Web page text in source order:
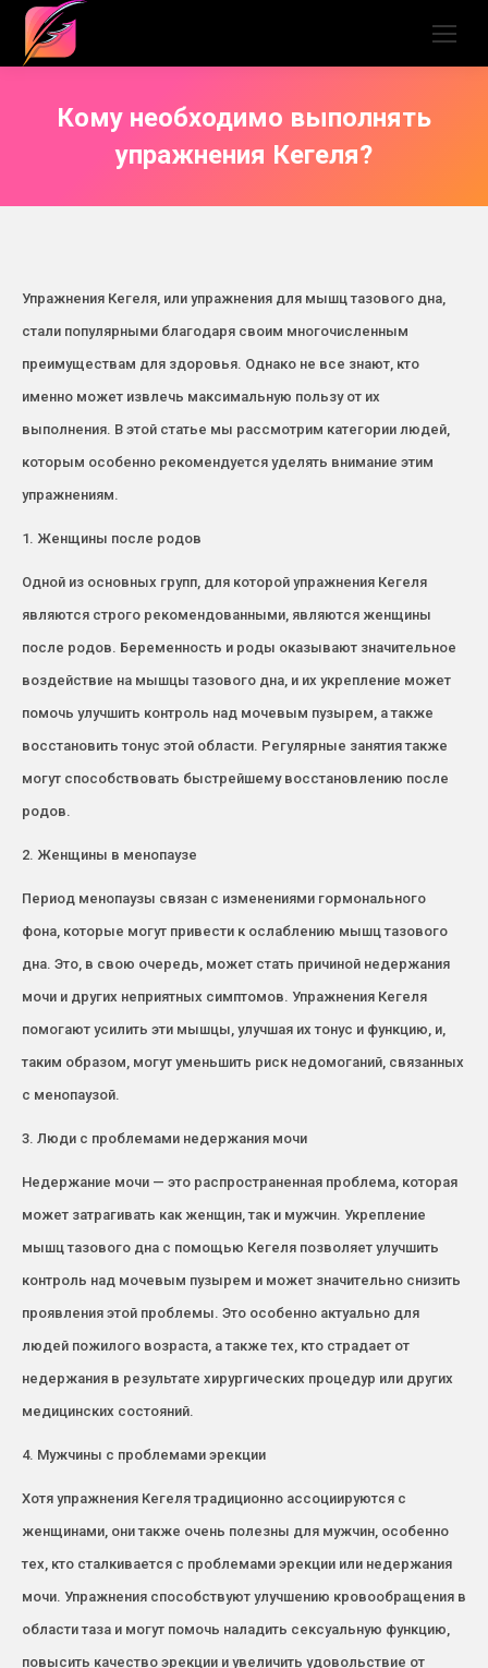
Кому необходимо выполнять
упражнения Кегеля?
Упражнения Кегеля, или упражнения для мышц тазового дна,
стали популярными благодаря своим многочисленным
преимуществам для здоровья. Однако не все знают, кто
именно может извлечь максимальную пользу от их
выполнения. В этой статье мы рассмотрим категории людей,
которым особенно рекомендуется уделять внимание этим
упражнениям.
1. Женщины после родов
Одной из основных групп, для которой упражнения Кегеля
являются строго рекомендованными, являются женщины
после родов. Беременность и роды оказывают значительное
воздействие на мышцы тазового дна, и их укрепление может
помочь улучшить контроль над мочевым пузырем, а также
восстановить тонус этой области. Регулярные занятия также
могут способствовать быстрейшему восстановлению после
родов.
2. Женщины в менопаузе
Период менопаузы связан с изменениями гормонального
фона, которые могут привести к ослаблению мышц тазового
дна. Это, в свою очередь, может стать причиной недержания
мочи и других неприятных симптомов. Упражнения Кегеля
помогают усилить эти мышцы, улучшая их тонус и функцию, и,
таким образом, могут уменьшить риск недомоганий, связанных
с менопаузой.
3. Люди с проблемами недержания мочи
Недержание мочи — это распространенная проблема, которая
может затрагивать как женщин, так и мужчин. Укрепление
мышц тазового дна с помощью Кегеля позволяет улучшить
контроль над мочевым пузырем и может значительно снизить
проявления этой проблемы. Это особенно актуально для
людей пожилого возраста, а также тех, кто страдает от
недержания в результате хирургических процедур или других
медицинских состояний.
4. Мужчины с проблемами эрекции
Хотя упражнения Кегеля традиционно ассоциируются с
женщинами, они также очень полезны для мужчин, особенно
тех, кто сталкивается с проблемами эрекции или недержания
мочи. Упражнения способствуют улучшению кровообращения в
области таза и могут помочь наладить сексуальную функцию,
повысить качество эрекции и увеличить удовольствие от